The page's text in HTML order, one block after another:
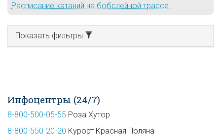
Расписание катаний на бобслейной трассе.
Показать фильтры
Инфоцентры (24/7)
8-800-500-05-55 Роза Хутор
8-800-550-20-20 Курорт Красная Поляна